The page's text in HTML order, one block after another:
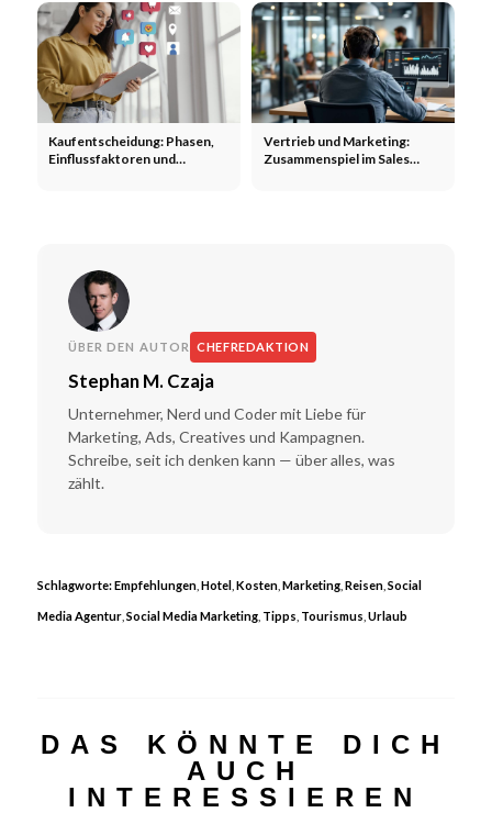
Kaufentscheidung: Phasen,
Einflussfaktoren und
Vertrieb und Marketing:
Zusammenspiel im Sales
ÜBER DEN AUTOR CHEFREDAKTION
Stephan M. Czaja
Unternehmer, Nerd und Coder mit Liebe für
Marketing, Ads, Creatives und Kampagnen.
Schreibe, seit ich denken kann — über alles, was
zählt.
Schlagworte:Empfehlungen, Hotel, Kosten, Marketing, Reisen, Social
Media Agentur, Social Media Marketing, Tipps Tourismus Urlaub
DAS KÖNNTE DICH
AUCH
INTERESSIEREN